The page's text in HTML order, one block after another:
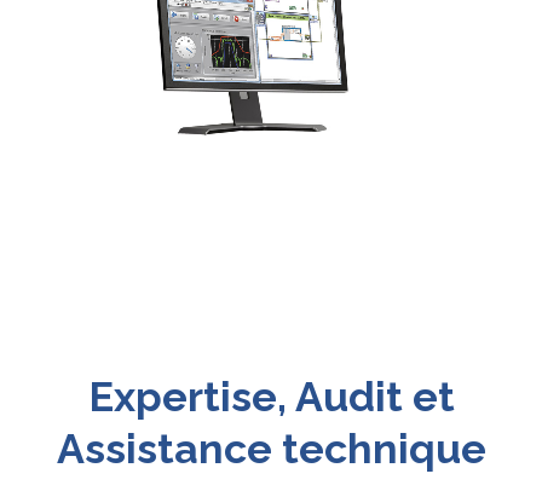
Expertise, Audit et
Assistance technique